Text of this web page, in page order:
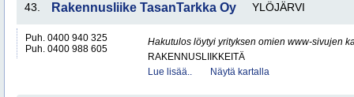
43. Rakennusliike TasanTarkka Oy YLÖJÄRVI
Puh. 0400 940 325
Puh. 0400 988 605
Hakutulos löytyi yrityksen omien www-sivujen
RAKENNUSLIIKKEITÄ
Lue lisää..
Näytä kartalla